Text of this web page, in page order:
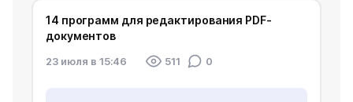
14 программ для редактирования PDF-
документов
23 июля в 15:46 511 0